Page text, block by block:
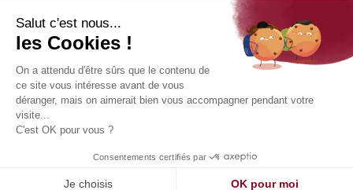
VOTRE MAIRIE
VOTRE QUOTIDIEN
AU FIL DE LA VIE
LOISIRS
S’INFORMER
Politique de confidentialité Mentions légales
Salut c'est nous...
les Cookies !
On a attendu d'être sûrs que le contenu de
ce site vous intéresse avant de vous
déranger, mais on aimerait bien vous accompagner pendant votre
visite...
C'est OK pour vous ?
Consentements certifiés par
Je choisis OK pour moi